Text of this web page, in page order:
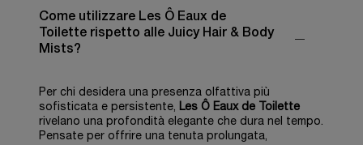
Come utilizzare Les Ô Eaux de
Toilette rispetto alle Juicy Hair & Body
Mists?
Per chi desidera una presenza olfattiva più
sofisticata e persistente, Les Ô Eaux de Toilette
rivelano una profondità elegante che dura nel tempo.
Pensate per offrire una tenuta prolungata,